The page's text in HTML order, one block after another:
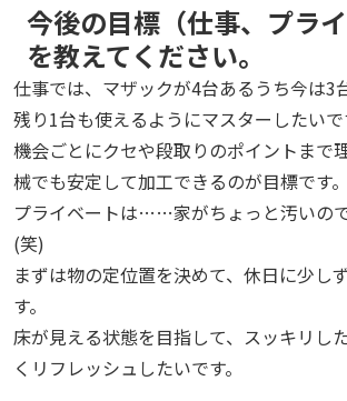
今後の目標（仕事、プライ
を教えてください。
仕事では、マザックが4台あるうち今は3
残り1台も使えるようにマスターしたいで
機会ごとにクセや段取りのポイントまで
械でも安定して加工できるのが目標です。
プライベートは……家がちょっと汚いの
(笑)
まずは物の定位置を決めて、休日に少し
す。
床が見える状態を目指して、スッキリし
くリフレッシュしたいです。